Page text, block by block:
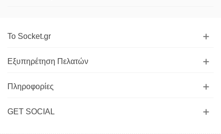
Το Socket.gr
Εξυπηρέτηση Πελατών
Πληροφορίες
GET SOCIAL